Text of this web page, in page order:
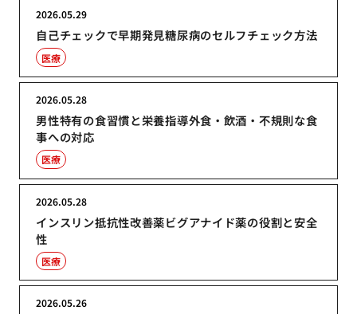
自己チェックで早期発見糖尿病のセルフチェック方法
2026.05.29
医療
男性特有の食習慣と栄養指導外食・飲酒・不規則な食
事への対応
2026.05.28
医療
インスリン抵抗性改善薬ビグアナイド薬の役割と安全
性
2026.05.28
医療
2026.05.26